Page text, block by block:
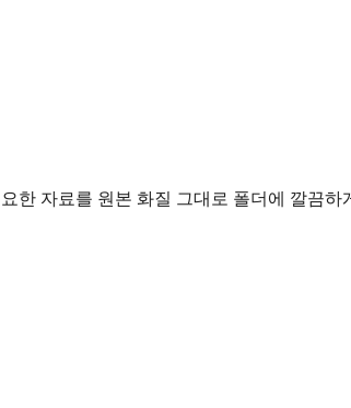
한 자료를 원본 화질 그대로 폴더에 깔끔하